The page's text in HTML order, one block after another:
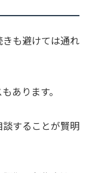
も避けては通れ
あります。
することが賢明